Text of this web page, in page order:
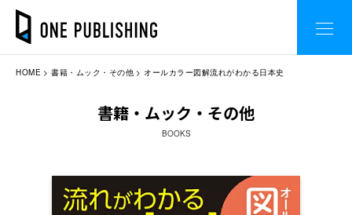
HOME 書籍・ムック・その他 オールカラー図解流れがわかる日本史
書籍・ムック・その他
BOOKS